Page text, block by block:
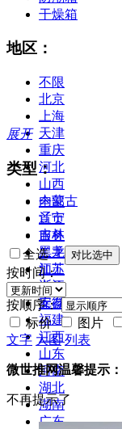
干燥箱
地区：
不限
北京
上海
天津
重庆
河北
山西
内蒙古
辽宁
吉林
黑龙江
江苏
浙江
安徽
福建
江西
山东
河南
湖北
湖南
广东
展开
类型：
全部
首页
服务
二手
加工
合作
库存
全选
按时间：
按顺序：
标价
图片
文字 大图 列表
微世推网温馨提示：
不再提示了